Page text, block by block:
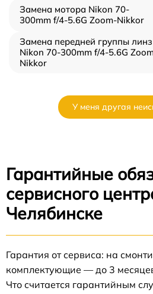
Замена мотора Nikon 70-
300mm f/4-5.6G Zoom-Nikkor
Замена передней группы линз
Nikon 70-300mm f/4-5.6G
Nikkor
У меня другая
Гарантийные
сервисного
Челябинске
Гарантия от сервиса: на
комплектующие — до 3
Что считается гарантийным